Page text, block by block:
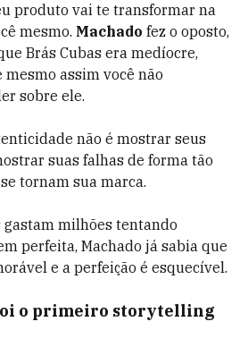
produto vai te transformar na
mesmo. Machado fez o oposto,
Brás Cubas era medíocre,
mesmo assim você não
sobre ele.
não é mostrar seus
suas falhas de forma tão
tornam sua marca.
gastam milhões tentando
perfeita, Machado já sabia que
e a perfeição é esquecível.
o primeiro storytelling